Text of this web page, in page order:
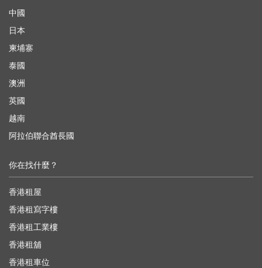
中國
日本
柬埔寨
泰國
澳洲
英國
越南
阿拉伯聯合酋長國
你在找什麼？
香港租屋
香港租寫字樓
香港租工業樓
香港租舖
香港租車位